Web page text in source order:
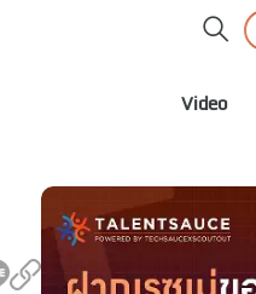
Video